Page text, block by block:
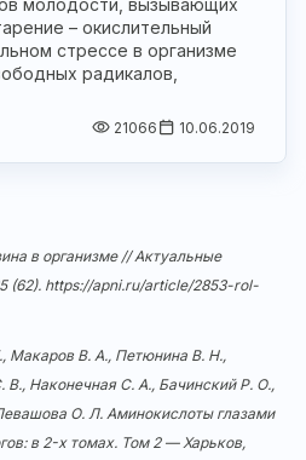
– окислительный
стрессе в организме
радикалов,
21066 10.06.2019
в организме // Актуальные
(62). https://apni.ru/article/2853-rol-
Макаров В. А., Петюнина В. Н.,
В., Наконечная С. А., Бачинский Р. О.,
О. Л. Аминокислоты глазами
в 2-х томах. Том 2 — Харьков,